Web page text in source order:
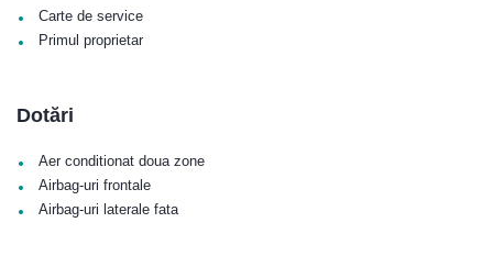
• Carte de service
• Primul proprietar
Dotări
• Aer conditionat doua zone
• Airbag-uri frontale
• Airbag-uri laterale fata